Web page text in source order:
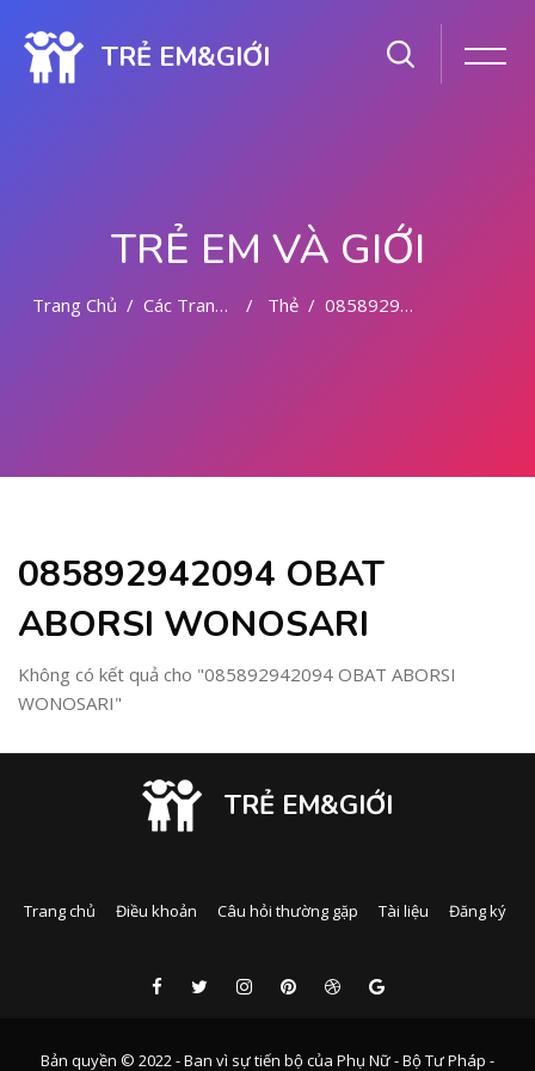
TRẺ EM&GIỚI
TRẺ EM VÀ GIỚI
Trang Chủ Các Trang Của Hệ Thống Thẻ 085892942094 OBAT ABORSI WONOSARI
085892942094 OBAT
ABORSI WONOSARI
Không có kết quả cho "085892942094 OBAT ABORSI
WONOSARI"
TRẺ EM&GIỚI
Trang chủ Điều khoản Câu hỏi thường gặp Tài liệu Đăng ký
Bản quyền © 2022 - Ban vì sự tiến bộ của Phụ Nữ - Bộ Tư Pháp -